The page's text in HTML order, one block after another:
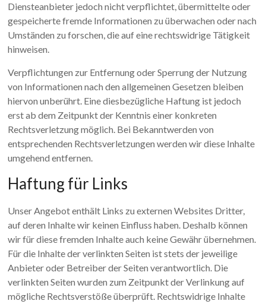
Diensteanbieter jedoch nicht verpflichtet, übermittelte oder
gespeicherte fremde Informationen zu überwachen oder nach
Umständen zu forschen, die auf eine rechtswidrige Tätigkeit
hinweisen.
Verpflichtungen zur Entfernung oder Sperrung der Nutzung
von Informationen nach den allgemeinen Gesetzen bleiben
hiervon unberührt. Eine diesbezügliche Haftung ist jedoch
erst ab dem Zeitpunkt der Kenntnis einer konkreten
Rechtsverletzung möglich. Bei Bekanntwerden von
entsprechenden Rechtsverletzungen werden wir diese Inhalte
umgehend entfernen.
Haftung für Links
Unser Angebot enthält Links zu externen Websites Dritter,
auf deren Inhalte wir keinen Einfluss haben. Deshalb können
wir für diese fremden Inhalte auch keine Gewähr übernehmen.
Für die Inhalte der verlinkten Seiten ist stets der jeweilige
Anbieter oder Betreiber der Seiten verantwortlich. Die
verlinkten Seiten wurden zum Zeitpunkt der Verlinkung auf
mögliche Rechtsverstöße überprüft. Rechtswidrige Inhalte